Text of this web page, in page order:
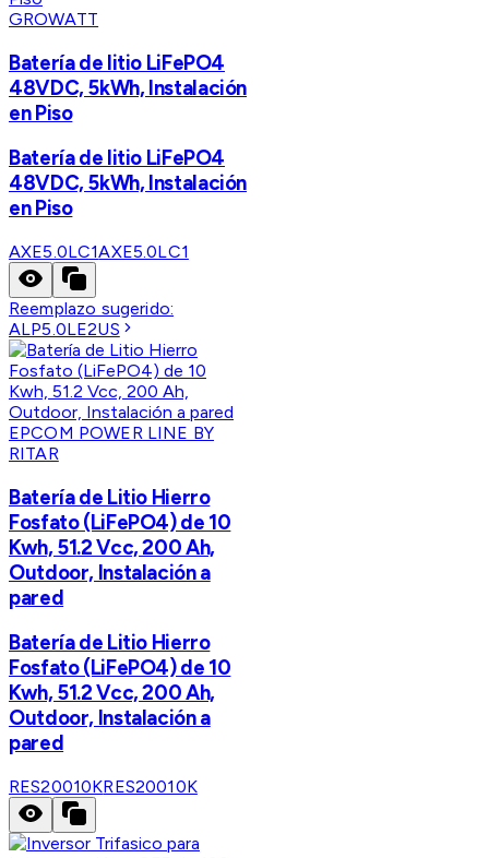
GROWATT
Batería de litio LiFePO4
48VDC, 5kWh, Instalación
en Piso
Batería de litio LiFePO4
48VDC, 5kWh, Instalación
en Piso
AXE5.0LC1AXE5.0LC1
Reemplazo sugerido:
ALP5.0LE2US
EPCOM POWER LINE BY
RITAR
Batería de Litio Hierro
Fosfato (LiFePO4) de 10
Kwh, 51.2 Vcc, 200 Ah,
Outdoor, Instalación a
pared
Batería de Litio Hierro
Fosfato (LiFePO4) de 10
Kwh, 51.2 Vcc, 200 Ah,
Outdoor, Instalación a
pared
RES20010KRES20010K